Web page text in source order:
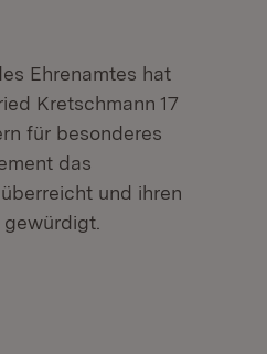
Ehrenamtes hat
Kretschmann 17
für besonderes
das
und ihren